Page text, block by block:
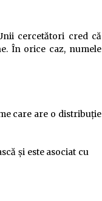
cercetători cred că
În orice caz, numele
care are o distribuție
și este asociat cu